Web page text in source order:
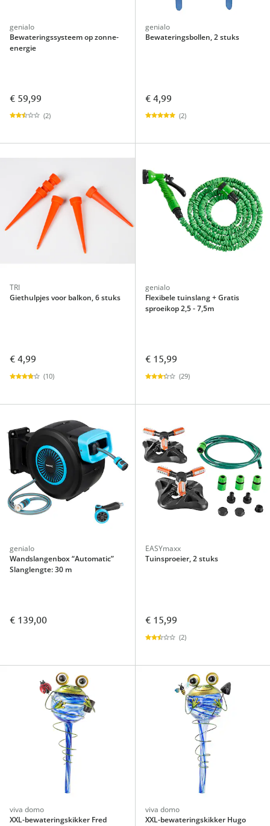
genialo
Bewateringssysteem op zonne-
energie
€ 59,99
(2)
genialo
Bewateringsbollen, 2 stuks
€ 4,99
(2)
TRI
Giethulpjes voor balkon, 6 stuks
€ 4,99
(10)
genialo
Flexibele tuinslang + Gratis
sproeikop 2,5 - 7,5m
€ 15,99
(29)
genialo
Wandslangenbox “Automatic”
Slanglengte: 30 m
€ 139,00
EASYmaxx
Tuinsproeier, 2 stuks
€ 15,99
(2)
viva domo
XXL-bewateringskikker Fred
viva domo
XXL-bewateringskikker Hugo